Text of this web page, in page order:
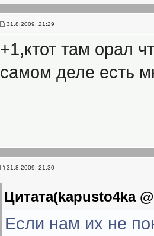
31.8.2009, 21:29
+1,ктот там орал
самом деле есть
31.8.2009, 21:30
Цитата(kapusto4ka
Если нам их не